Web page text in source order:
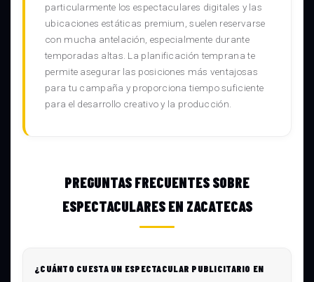
particularmente los espectaculares digitales y las
ubicaciones estáticas premium, suelen reservarse
con mucha antelación, especialmente durante
temporadas altas. La planificación temprana te
permite asegurar las posiciones más ventajosas
para tu campaña y proporciona tiempo suficiente
para el desarrollo creativo y la producción.
PREGUNTAS FRECUENTES SOBRE
ESPECTACULARES EN ZACATECAS
¿CUÁNTO CUESTA UN ESPECTACULAR PUBLICITARIO EN